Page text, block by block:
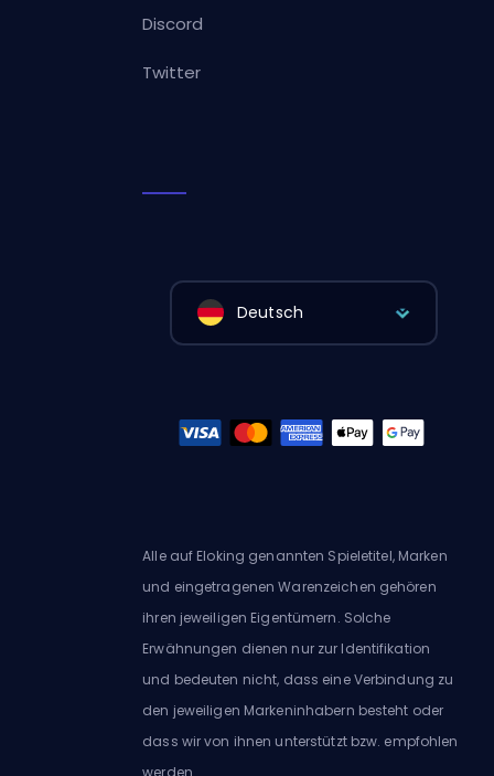
Discord
Twitter
Deutsch
Alle auf Eloking genannten Spieletitel, Marken
und eingetragenen Warenzeichen gehören
ihren jeweiligen Eigentümern. Solche
Erwähnungen dienen nur zur Identifikation
und bedeuten nicht, dass eine Verbindung zu
den jeweiligen Markeninhabern besteht oder
dass wir von ihnen unterstützt bzw. empfohlen
werden.